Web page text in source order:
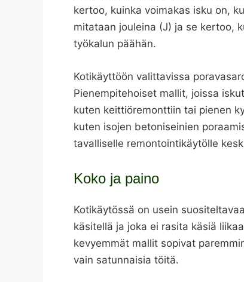
kertoo, kuinka voimakas isku on,
mitataan jouleina (J) ja se kertoo,
työkalun päähän.
Kotikäyttöön valittavissa
Pienempitehoiset mallit, joissa
kuten keittiöremonttiin tai pienen
kuten isojen betoniseinien
tavalliselle remontointikäytölle
Koko ja paino
Kotikäytössä on usein
käsitellä ja joka ei rasita käsiä
kevyemmät mallit sopivat
vain satunnaisia töitä.